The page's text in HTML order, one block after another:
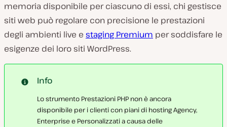
memoria disponibile per ciascuno di essi, chi gestisce
siti web può regolare con precisione le prestazioni
degli ambienti live e staging Premium per soddisfare le
esigenze dei loro siti WordPress.
Info
Lo strumento Prestazioni PHP non è ancora
disponibile per i clienti con piani di hosting Agency,
Enterprise e Personalizzati a causa delle